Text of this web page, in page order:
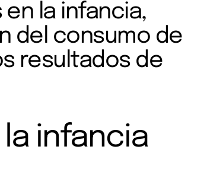
la infancia,
del consumo de
resultados de
infancia